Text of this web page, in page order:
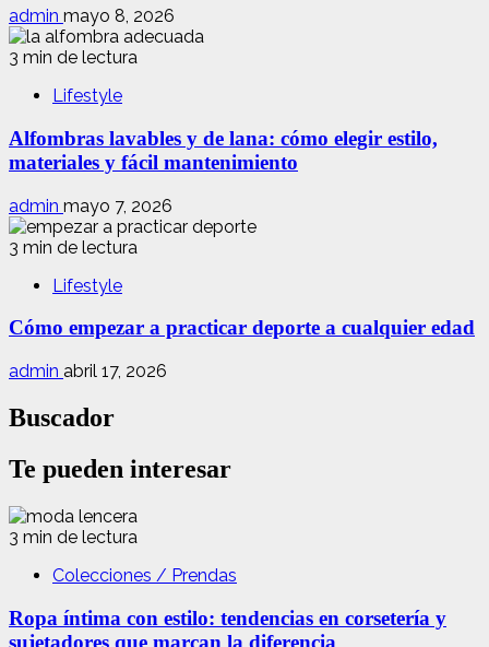
admin mayo 8, 2026
3 min de lectura
Lifestyle
Alfombras lavables y de lana: cómo elegir estilo,
materiales y fácil mantenimiento
admin mayo 7, 2026
3 min de lectura
Lifestyle
Cómo empezar a practicar deporte a cualquier edad
admin abril 17, 2026
Buscador
Te pueden interesar
3 min de lectura
Colecciones / Prendas
Ropa íntima con estilo: tendencias en corsetería y
sujetadores que marcan la diferencia